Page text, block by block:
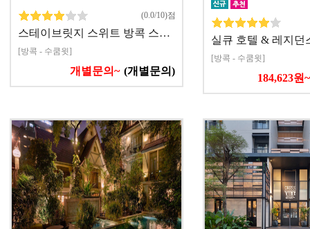
(0.0/10)점
스테이브릿지 스위트 방콕 스…
[방콕 - 수쿰윗]
개별문의~ (개별문의)
실큐 호텔 & 레지던
[방콕 - 수쿰윗]
184,623원~